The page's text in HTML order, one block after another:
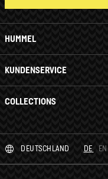
HUMMEL
KUNDENSERVICE
COLLECTIONS
DEUTSCHLAND DE EN